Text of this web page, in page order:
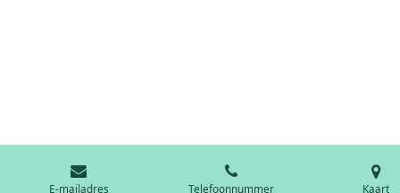
E-mailadres Telefoonnummer Kaart